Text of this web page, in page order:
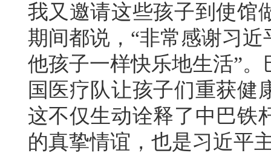
我又邀请这些孩子到使馆
期间都说，“非常感谢习
他孩子一样快乐地生活”
国医疗队让孩子们重获健
这不仅生动诠释了中巴铁
的真挚情谊，也是习近平